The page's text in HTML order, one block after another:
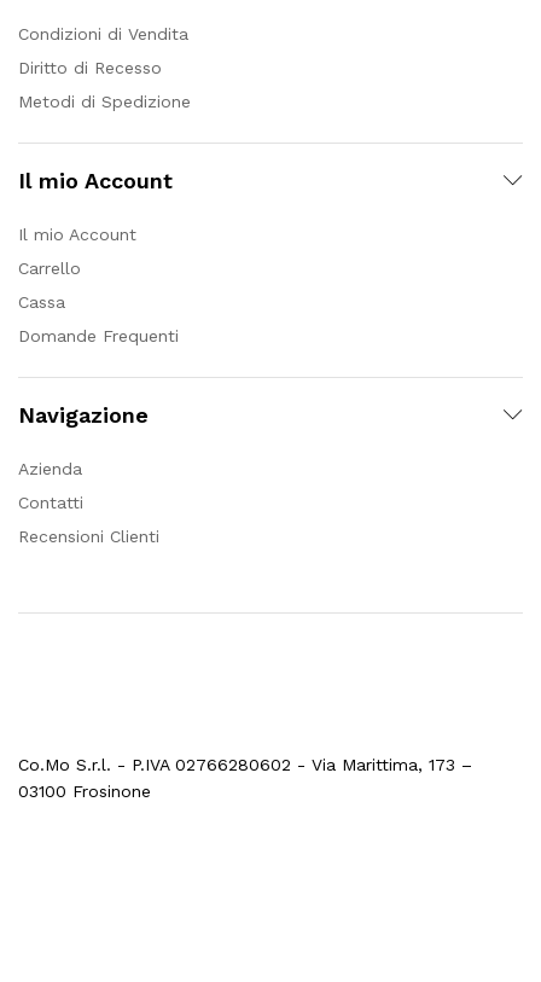
Condizioni di Vendita
Diritto di Recesso
Metodi di Spedizione
Il mio Account
Il mio Account
Carrello
Cassa
Domande Frequenti
Navigazione
Azienda
Contatti
Recensioni Clienti
Co.Mo S.r.l. - P.IVA 02766280602 - Via Marittima, 173 –
03100 Frosinone